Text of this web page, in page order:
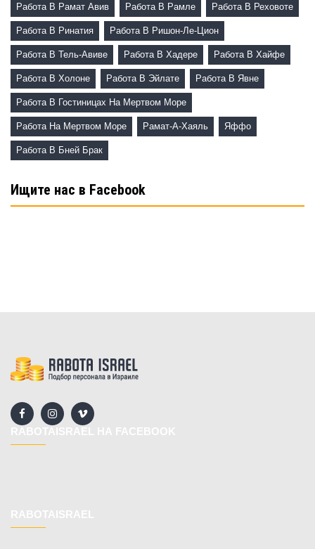
Работа В Рамат Авив Работа В Рамле Работа В Реховоте
Работа В Ринатия Работа В Ришон-Ле-Цион
Работа В Тель-Авиве Работа В Хадере Работа В Хайфе
Работа В Холоне Работа В Эйлате Работа В Явне
Работа В Гостиницах На Мертвом Море
Работа На Мертвом Море Рамат-А-Хаяль Яффо
Работа В Бней Брак
Ищите нас в Facebook